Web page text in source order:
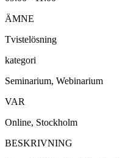
ÄMNE
Tvistelösning
kategori
Seminarium, Webinarium
VAR
Online, Stockholm
BESKRIVNING